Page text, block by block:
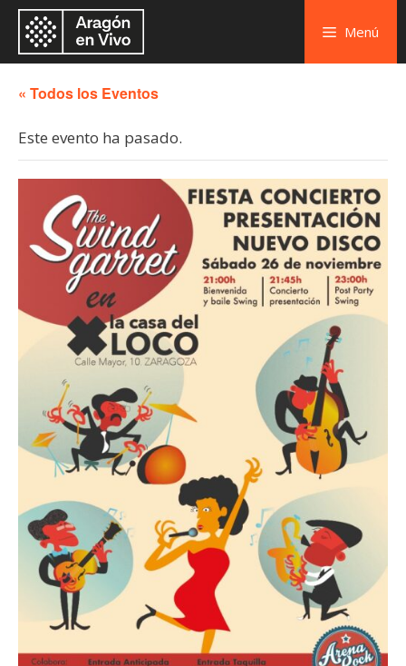
Menú
« Todos los Eventos
Este evento ha pasado.